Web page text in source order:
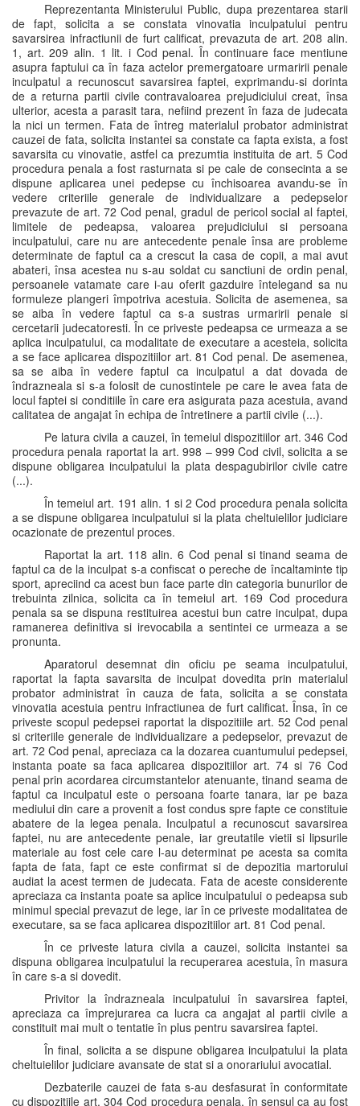
Reprezentanta Ministerului Public, dupa prezentarea starii
de fapt, solicita a se constata vinovatia inculpatului pentru
savarsirea infractiunii de furt calificat, prevazuta de art. 208 alin.
1, art. 209 alin. 1 lit. i Cod penal. În continuare face mentiune
asupra faptului ca în faza actelor premergatoare urmaririi penale
inculpatul a recunoscut savarsirea faptei, exprimandu-si dorinta
de a returna partii civile contravaloarea prejudiciului creat, însa
ulterior, acesta a parasit tara, nefiind prezent în faza de judecata
la nici un termen. Fata de întreg materialul probator administrat
cauzei de fata, solicita instantei sa constate ca fapta exista, a fost
savarsita cu vinovatie, astfel ca prezumtia instituita de art. 5 Cod
procedura penala a fost rasturnata si pe cale de consecinta a se
dispune aplicarea unei pedepse cu închisoarea avandu-se în
vedere criteriile generale de individualizare a pedepselor
prevazute de art. 72 Cod penal, gradul de pericol social al faptei,
limitele de pedeapsa, valoarea prejudiciului si persoana
inculpatului, care nu are antecedente penale însa are probleme
determinate de faptul ca a crescut la casa de copii, a mai avut
abateri, însa acestea nu s-au soldat cu sanctiuni de ordin penal,
persoanele vatamate care i-au oferit gazduire întelegand sa nu
formuleze plangeri împotriva acestuia. Solicita de asemenea, sa
se aiba în vedere faptul ca s-a sustras urmaririi penale si
cercetarii judecatoresti. În ce priveste pedeapsa ce urmeaza a se
aplica inculpatului, ca modalitate de executare a acesteia, solicita
a se face aplicarea dispozitiilor art. 81 Cod penal. De asemenea,
sa se aiba în vedere faptul ca inculpatul a dat dovada de
îndrazneala si s-a folosit de cunostintele pe care le avea fata de
locul faptei si conditiile în care era asigurata paza acestuia, avand
calitatea de angajat în echipa de întretinere a partii civile (...).
Pe latura civila a cauzei, în temeiul dispozitiilor art. 346 Cod
procedura penala raportat la art. 998 – 999 Cod civil, solicita a se
dispune obligarea inculpatului la plata despagubirilor civile catre
(...).
În temeiul art. 191 alin. 1 si 2 Cod procedura penala solicita
a se dispune obligarea inculpatului si la plata cheltuielilor judiciare
ocazionate de prezentul proces.
Raportat la art. 118 alin. 6 Cod penal si tinand seama de
faptul ca de la inculpat s-a confiscat o pereche de încaltaminte tip
sport, apreciind ca acest bun face parte din categoria bunurilor de
trebuinta zilnica, solicita ca în temeiul art. 169 Cod procedura
penala sa se dispuna restituirea acestui bun catre inculpat, dupa
ramanerea definitiva si irevocabila a sentintei ce urmeaza a se
pronunta.
Aparatorul desemnat din oficiu pe seama inculpatului,
raportat la fapta savarsita de inculpat dovedita prin materialul
probator administrat în cauza de fata, solicita a se constata
vinovatia acestuia pentru infractiunea de furt calificat. Însa, în ce
priveste scopul pedepsei raportat la dispozitiile art. 52 Cod penal
si criteriile generale de individualizare a pedepselor, prevazut de
art. 72 Cod penal, apreciaza ca la dozarea cuantumului pedepsei,
instanta poate sa faca aplicarea dispozitiilor art. 74 si 76 Cod
penal prin acordarea circumstantelor atenuante, tinand seama de
faptul ca inculpatul este o persoana foarte tanara, iar pe baza
mediului din care a provenit a fost condus spre fapte ce constituie
abatere de la legea penala. Inculpatul a recunoscut savarsirea
faptei, nu are antecedente penale, iar greutatile vietii si lipsurile
materiale au fost cele care l-au determinat pe acesta sa comita
fapta de fata, fapt ce este confirmat si de depozitia martorului
audiat la acest termen de judecata. Fata de aceste considerente
apreciaza ca instanta poate sa aplice inculpatului o pedeapsa sub
minimul special prevazut de lege, iar în ce priveste modalitatea de
executare, sa se faca aplicarea dispozitiilor art. 81 Cod penal.
În ce priveste latura civila a cauzei, solicita instantei sa
dispuna obligarea inculpatului la recuperarea acestuia, în masura
în care s-a si dovedit.
Privitor la îndrazneala inculpatului în savarsirea faptei,
apreciaza ca împrejurarea ca lucra ca angajat al partii civile a
constituit mai mult o tentatie în plus pentru savarsirea faptei.
În final, solicita a se dispune obligarea inculpatului la plata
cheltuielilor judiciare avansate de stat si a onorariului avocatial.
Dezbaterile cauzei de fata s-au desfasurat în conformitate
cu dispozitiile art. 304 Cod procedura penala, în sensul ca au fost